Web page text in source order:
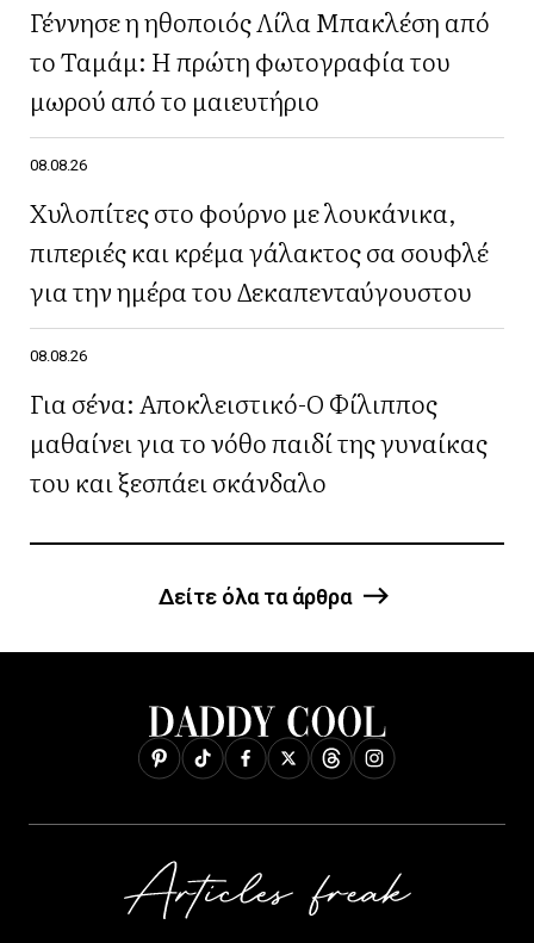
Γέννησε η ηθοποιός Λίλα Μπακλέση από
το Ταμάμ: Η πρώτη φωτογραφία του
μωρού από το μαιευτήριο
08.08.26
Χυλοπίτες στο φούρνο με λουκάνικα,
πιπεριές και κρέμα γάλακτος σα σουφλέ
για την ημέρα του Δεκαπενταύγουστου
08.08.26
Για σένα: Αποκλειστικό-Ο Φίλιππος
μαθαίνει για το νόθο παιδί της γυναίκας
του και ξεσπάει σκάνδαλο
Δείτε όλα τα άρθρα